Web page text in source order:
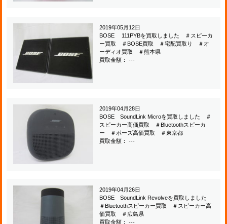
2019年05月12日
BOSE 111PYBを買取しました ＃スピーカ
ー買取 ＃BOSE買取 ＃宅配買取り ＃オ
ーディオ買取 ＃熊本県
買取金額： ---
2019年04月28日
BOSE SoundLink Microを買取しました ＃
スピーカー高価買取 ＃Bluetoothスピーカ
ー ＃ボーズ高価買取 ＃東京都
買取金額： ---
2019年04月26日
BOSE SoundLink Revolveを買取しました
＃Bluetoothスピーカー買取 ＃スピーカー高
価買取 ＃広島県
買取金額： ---